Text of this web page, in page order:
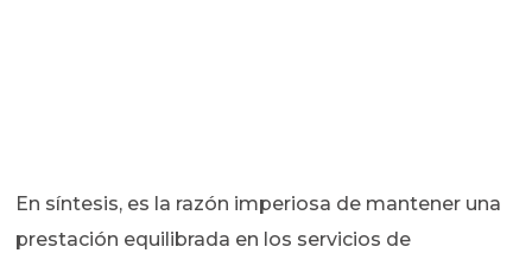
En síntesis, es la razón imperiosa de mantener una
prestación equilibrada en los servicios de